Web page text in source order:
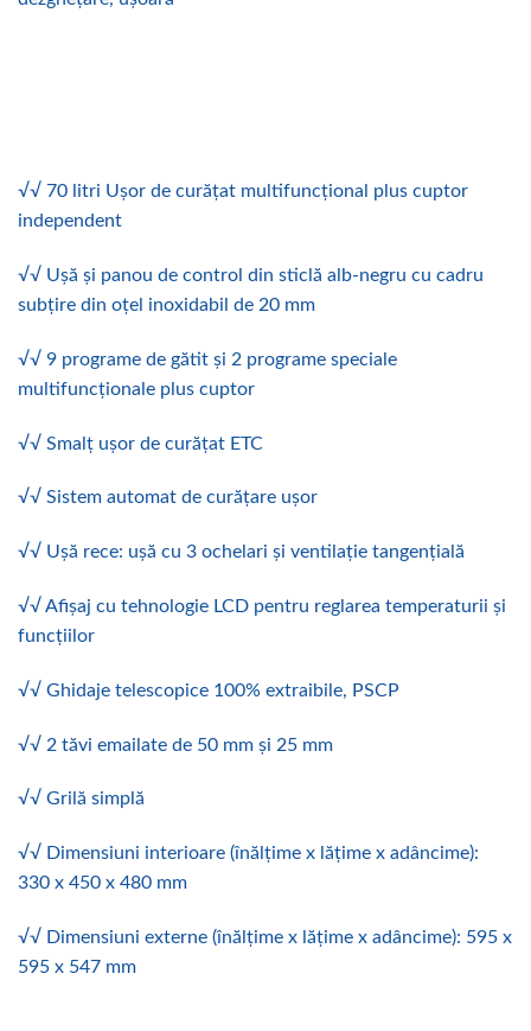
√√ 70 litri Ușor de curățat multifuncțional plus cuptor
independent
√√ Ușă și panou de control din sticlă alb-negru cu cadru
subțire din oțel inoxidabil de 20 mm
√√ 9 programe de gătit și 2 programe speciale
multifuncționale plus cuptor
√√ Smalț ușor de curățat ETC
√√ Sistem automat de curățare ușor
√√ Ușă rece: ușă cu 3 ochelari și ventilație tangențială
√√ Afișaj cu tehnologie LCD pentru reglarea temperaturii și
funcțiilor
√√ Ghidaje telescopice 100% extraibile, PSCP
√√ 2 tăvi emailate de 50 mm și 25 mm
√√ Grilă simplă
√√ Dimensiuni interioare (înălțime x lățime x adâncime):
330 x 450 x 480 mm
√√ Dimensiuni externe (înălțime x lățime x adâncime): 595 x
595 x 547 mm